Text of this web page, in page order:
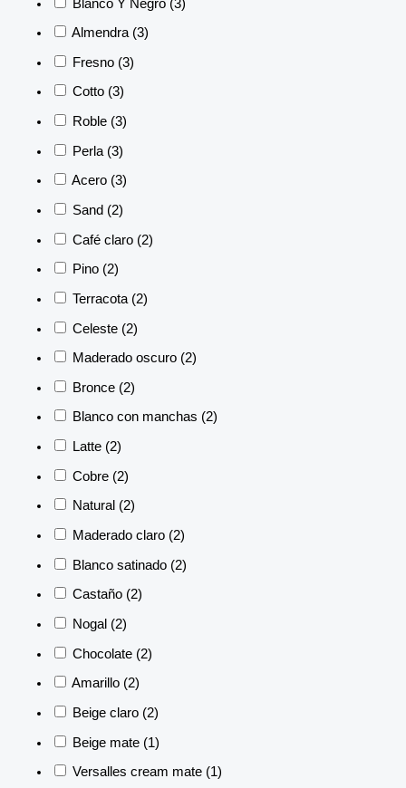
Blanco Y Negro (3)
Almendra (3)
Fresno (3)
Cotto (3)
Roble (3)
Perla (3)
Acero (3)
Sand (2)
Café claro (2)
Pino (2)
Terracota (2)
Celeste (2)
Maderado oscuro (2)
Bronce (2)
Blanco con manchas (2)
Latte (2)
Cobre (2)
Natural (2)
Maderado claro (2)
Blanco satinado (2)
Castaño (2)
Nogal (2)
Chocolate (2)
Amarillo (2)
Beige claro (2)
Beige mate (1)
Versalles cream mate (1)